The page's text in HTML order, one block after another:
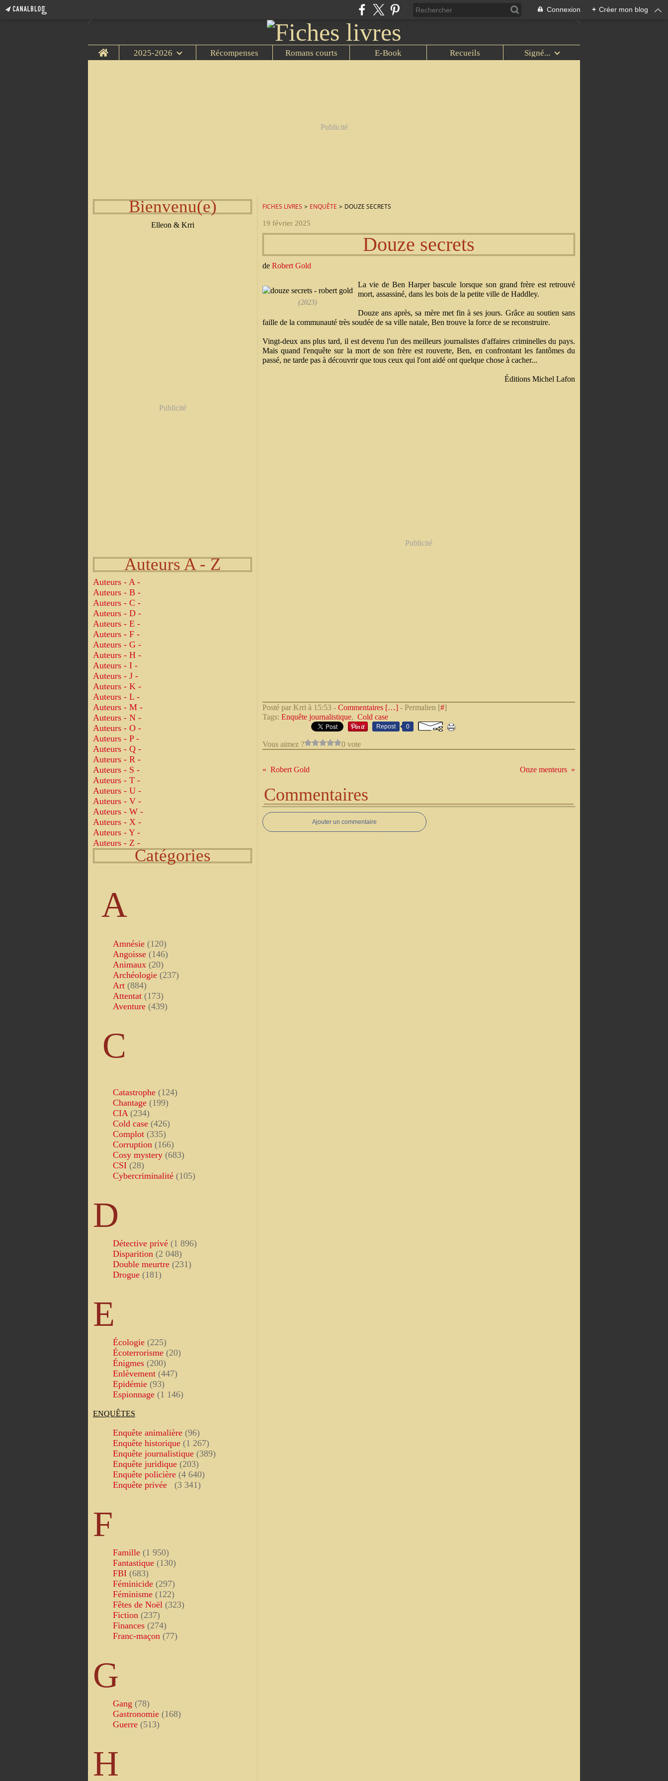
Connexion + Créer mon blog
Home 2025-2026 Récompenses Romans courts E-Book Recueils Signé...
Publicité
Bienvenu(e)
Elleon & Krri
Publicité
Auteurs A - Z
Auteurs - A -
Auteurs - B -
Auteurs - C -
Auteurs - D -
Auteurs - E -
Auteurs - F -
Auteurs - G -
Auteurs - H -
Auteurs - I -
Auteurs - J -
Auteurs - K -
Auteurs - L -
Auteurs - M -
Auteurs - N -
Auteurs - O -
Auteurs - P -
Auteurs - Q -
Auteurs - R -
Auteurs - S -
Auteurs - T -
Auteurs - U -
Auteurs - V -
Auteurs - W -
Auteurs - X -
Auteurs - Y -
Auteurs - Z -
Catégories
A
Amnésie (120)
Angoisse (146)
Animaux (20)
Archéologie (237)
Art (884)
Attentat (173)
Aventure (439)
C
Catastrophe (124)
Chantage (199)
CIA (234)
Cold case (426)
Complot (335)
Corruption (166)
Cosy mystery (683)
CSI (28)
Cybercriminalité (105)
D
Détective privé (1 896)
Disparition (2 048)
Double meurtre (231)
Drogue (181)
E
Écologie (225)
Écoterrorisme (20)
Énigmes (200)
Enlèvement (447)
Epidémie (93)
Espionnage (1 146)
ENQUÊTES
Enquête animalière (96)
Enquête historique (1 267)
Enquête journalistique (389)
Enquête juridique (203)
Enquête policière (4 640)
Enquête privée
(3 341)
F
Famille (1 950)
Fantastique (130)
FBI (683)
Féminicide (297)
Féminisme (122)
Fêtes de Noël (323)
Fiction (237)
Finances (274)
Franc-maçon (77)
G
Gang (78)
Gastronomie (168)
Guerre (513)
H
FICHES LIVRES > ENQUÊTE > DOUZE SECRETS
19 février 2025
Douze secrets
de Robert Gold
(2023)
La vie de Ben Harper bascule lorsque son grand frère est retrouvé
mort, assassiné, dans les bois de la petite ville de Haddley.
Douze ans après, sa mère met fin à ses jours. Grâce au soutien sans
faille de la communauté très soudée de sa ville natale, Ben trouve la force de se reconstruire.
Vingt-deux ans plus tard, il est devenu l'un des meilleurs journalistes d'affaires criminelles du pays.
Mais quand l'enquête sur la mort de son frère est rouverte, Ben, en confrontant les fantômes du
passé, ne tarde pas à découvrir que tous ceux qui l'ont aidé ont quelque chose à cacher...
Éditions Michel Lafon
Publicité
Posté par Krri à 15:53 - Commentaires […] - Permalien [#]
Tags: Enquête journalistique, Cold case
Repost 0
Vous aimez ? 0 vote
Robert Gold Onze menteurs
Commentaires
Ajouter un commentaire